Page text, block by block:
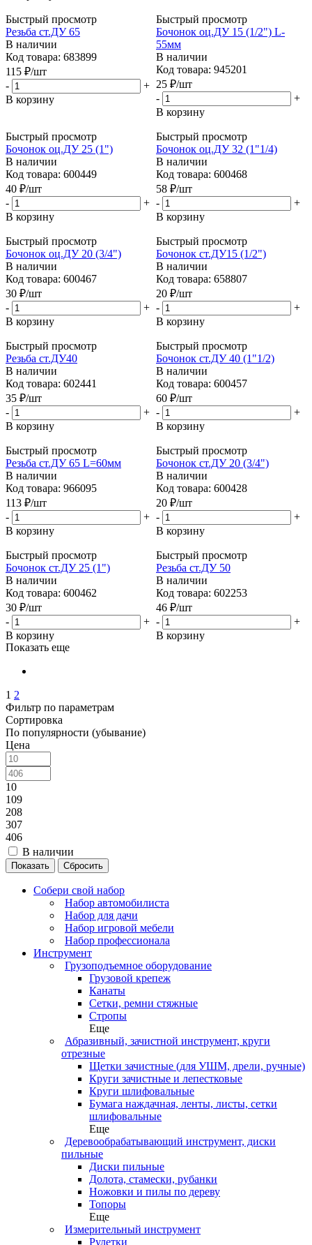
Быстрый просмотр
Резьба ст.ДУ 65
В наличии
Код товара: 683899
115 ₽/шт
-
+
В корзину
Быстрый просмотр
Бочонок оц.ДУ 15 (1/2") L-
55мм
В наличии
Код товара: 945201
25 ₽/шт
-
+
В корзину
Быстрый просмотр
Бочонок оц.ДУ 25 (1")
В наличии
Код товара: 600449
40 ₽/шт
-
+
В корзину
Быстрый просмотр
Бочонок оц.ДУ 32 (1"1/4)
В наличии
Код товара: 600468
58 ₽/шт
-
+
В корзину
Быстрый просмотр
Бочонок оц.ДУ 20 (3/4")
В наличии
Код товара: 600467
30 ₽/шт
-
+
В корзину
Быстрый просмотр
Бочонок ст.ДУ15 (1/2")
В наличии
Код товара: 658807
20 ₽/шт
-
+
В корзину
Быстрый просмотр
Резьба ст.ДУ40
В наличии
Код товара: 602441
35 ₽/шт
-
+
В корзину
Быстрый просмотр
Бочонок ст.ДУ 40 (1"1/2)
В наличии
Код товара: 600457
60 ₽/шт
-
+
В корзину
Быстрый просмотр
Резьба ст.ДУ 65 L=60мм
В наличии
Код товара: 966095
113 ₽/шт
-
+
В корзину
Быстрый просмотр
Бочонок ст.ДУ 20 (3/4")
В наличии
Код товара: 600428
20 ₽/шт
-
+
В корзину
Быстрый просмотр
Бочонок ст.ДУ 25 (1")
В наличии
Код товара: 600462
30 ₽/шт
-
+
В корзину
Быстрый просмотр
Резьба ст.ДУ 50
В наличии
Код товара: 602253
46 ₽/шт
-
+
В корзину
Показать еще
1 2
Фильтр по параметрам
Сортировка
По популярности (убывание)
Цена
10
109
208
307
406
В наличии
Сбросить
Собери свой набор
Набор автомобилиста
Набор для дачи
Набор игровой мебели
Набор профессионала
Инструмент
Грузоподъемное оборудование
Грузовой крепеж
Канаты
Сетки, ремни стяжные
Стропы
Еще
Абразивный, зачистной инструмент, круги
отрезные
Щетки зачистные (для УШМ, дрели, ручные)
Круги зачистные и лепестковые
Круги шлифовальные
Бумага наждачная, ленты, листы, сетки
шлифовальные
Еще
Деревообрабатывающий инструмент, диски
пильные
Диски пильные
Долота, стамески, рубанки
Ножовки и пилы по дереву
Топоры
Еще
Измерительный инструмент
Рулетки